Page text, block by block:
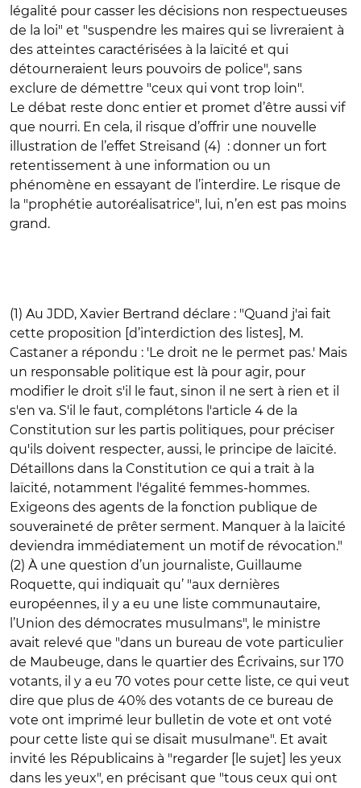
légalité pour casser les décisions non respectueuses
de la loi" et "suspendre les maires qui se livreraient à
des atteintes caractérisées à la laïcité et qui
détourneraient leurs pouvoirs de police", sans
exclure de démettre "ceux qui vont trop loin".
Le débat reste donc entier et promet d’être aussi vif
que nourri. En cela, il risque d’offrir une nouvelle
illustration de l’effet Streisand (4) : donner un fort
retentissement à une information ou un
phénomène en essayant de l’interdire. Le risque de
la "prophétie autoréalisatrice", lui, n’en est pas moins
grand.
(1) Au JDD, Xavier Bertrand déclare : "Quand j'ai fait
cette proposition [d’interdiction des listes], M.
Castaner a répondu : 'Le droit ne le permet pas.' Mais
un responsable politique est là pour agir, pour
modifier le droit s'il le faut, sinon il ne sert à rien et il
s'en va. S'il le faut, ­complétons l'article 4 de la
Constitution sur les partis politiques, pour préciser
qu'ils doivent respecter, aussi, le principe de laïcité.
Détaillons dans la Constitution ce qui a trait à la
laïcité, notamment l'égalité femmes-hommes.
Exigeons des agents de la fonction publique de
souveraineté de prêter serment. Manquer à la laïcité
deviendra immédiatement un motif de révocation."
(2) À une question d’un journaliste, Guillaume
Roquette, qui indiquait qu’ "aux dernières
européennes, il y a eu une liste communautaire,
l’Union des démocrates musulmans", le ministre
avait relevé que "dans un bureau de vote particulier
de Maubeuge, dans le quartier des Écrivains, sur 170
votants, il y a eu 70 votes pour cette liste, ce qui veut
dire que plus de 40% des votants de ce bureau de
vote ont imprimé leur bulletin de vote et ont voté
pour cette liste qui se disait musulmane". Et avait
invité les Républicains à "regarder [le sujet] les yeux
dans les yeux", en précisant que "tous ceux qui ont